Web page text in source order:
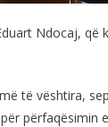
Ndocaj,
të vështira,